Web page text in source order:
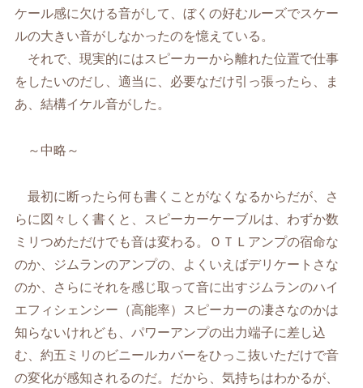
ケール感に欠ける音がして、ぼくの好むルーズでスケー
ルの大きい音がしなかったのを憶えている。
それで、現実的にはスピーカーから離れた位置で仕事
をしたいのだし、適当に、必要なだけ引っ張ったら、ま
あ、結構イケル音がした。
～中略～
最初に断ったら何も書くことがなくなるからだが、さ
らに図々しく書くと、スピーカーケーブルは、わずか数
ミリつめただけでも音は変わる。ＯＴＬアンプの宿命な
のか、ジムランのアンプの、よくいえばデリケートさな
のか、さらにそれを感じ取って音に出すジムランのハイ
エフィシェンシー（高能率）スピーカーの凄さなのかは
知らないけれども、パワーアンプの出力端子に差し込
む、約五ミリのビニールカバーをひっこ抜いただけで音
の変化が感知されるのだ。だから、気持ちはわかるが、